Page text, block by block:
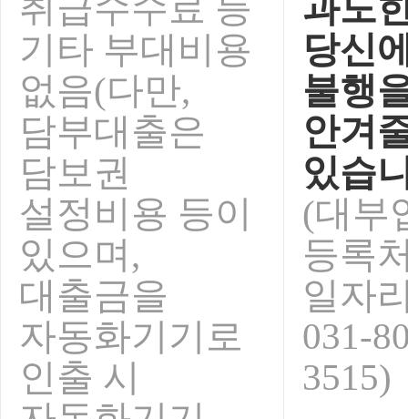
취급수수료 등
기타 부대비용
없음(다만,
담부대출은
담보권
설정비용 등이
있으며,
대출금을
자동화기기로
인출 시
과도
당신
불행
안겨
있습
(대부
등록
일자
031-
3515)